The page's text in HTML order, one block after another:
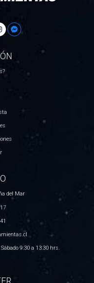
del Mar
9:30 a 13:30 hrs.